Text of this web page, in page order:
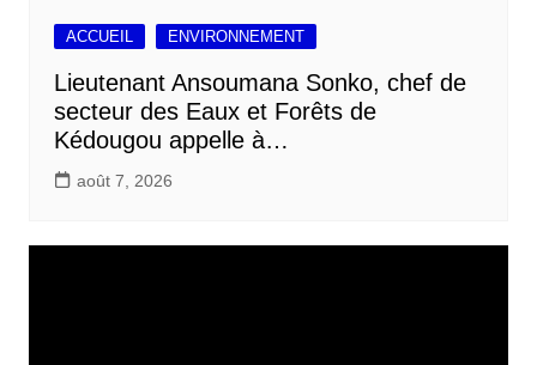
ACCUEIL ENVIRONNEMENT
Lieutenant Ansoumana Sonko, chef de
secteur des Eaux et Forêts de
Kédougou appelle à…
août 7, 2026